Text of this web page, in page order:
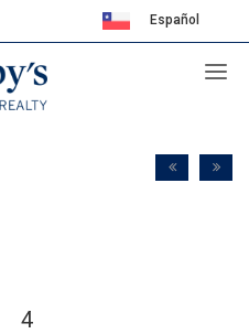
Español
4